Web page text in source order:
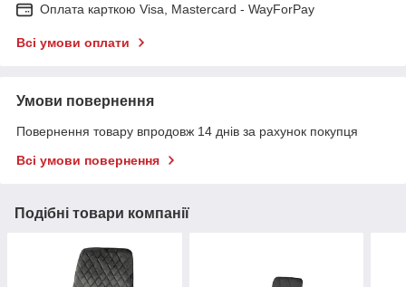
Оплата карткою Visa, Mastercard - WayForPay
Всі умови оплати
Умови повернення
Повернення товару впродовж 14 днів за рахунок покупця
Всі умови повернення
Подібні товари компанії